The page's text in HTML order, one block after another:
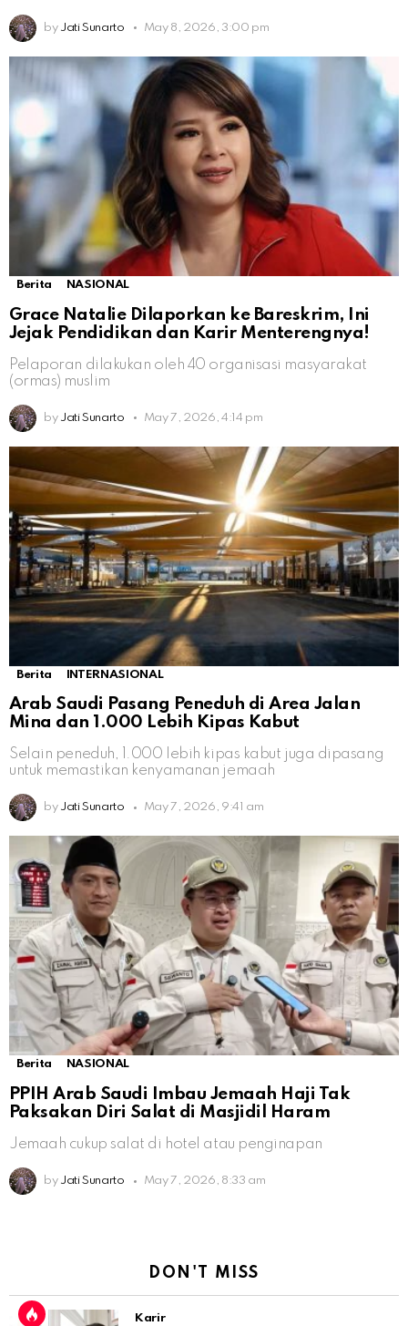
by Jati Sunarto May 8, 2026, 3:00 pm
Berita NASIONAL
Grace Natalie Dilaporkan ke Bareskrim, Ini
Jejak Pendidikan dan Karir Menterengnya!
Pelaporan dilakukan oleh 40 organisasi masyarakat
(ormas) muslim
by Jati Sunarto May 7, 2026, 4:14 pm
Berita INTERNASIONAL
Arab Saudi Pasang Peneduh di Area Jalan
Mina dan 1.000 Lebih Kipas Kabut
Selain peneduh, 1.000 lebih kipas kabut juga dipasang
untuk memastikan kenyamanan jemaah
by Jati Sunarto May 7, 2026, 9:41 am
Berita NASIONAL
PPIH Arab Saudi Imbau Jemaah Haji Tak
Paksakan Diri Salat di Masjidil Haram
Jemaah cukup salat di hotel atau penginapan
by Jati Sunarto May 7, 2026, 8:33 am
DON'T MISS
Karir